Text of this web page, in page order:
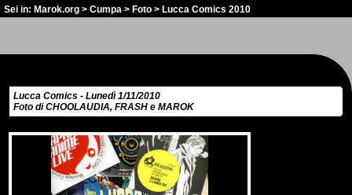
Sei in: Marok.org > Cumpa > Foto > Lucca Comics 2010
Lucca Comics - Lunedì 1/11/2010
Foto di CHOOLAUDIA, FRASH e MAROK